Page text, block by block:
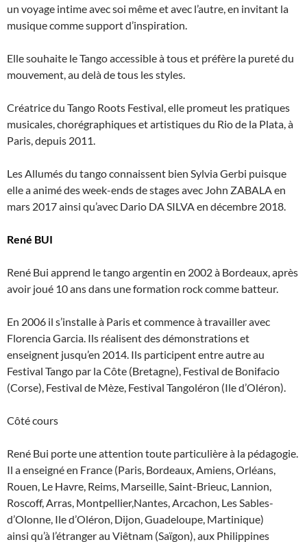
un voyage intime avec soi même et avec l’autre, en invitant la
musique comme support d’inspiration.
Elle souhaite le Tango accessible à tous et préfère la pureté du
mouvement, au delà de tous les styles.
Créatrice du Tango Roots Festival, elle promeut les pratiques
musicales, chorégraphiques et artistiques du Rio de la Plata, à
Paris, depuis 2011.
Les Allumés du tango connaissent bien Sylvia Gerbi puisque
elle a animé des week-ends de stages avec John ZABALA en
mars 2017 ainsi qu’avec Dario DA SILVA en décembre 2018.
René BUI
René Bui apprend le tango argentin en 2002 à Bordeaux, après
avoir joué 10 ans dans une formation rock comme batteur.
En 2006 il s’installe à Paris et commence à travailler avec
Florencia Garcia. Ils réalisent des démonstrations et
enseignent jusqu’en 2014. Ils participent entre autre au
Festival Tango par la Côte (Bretagne), Festival de Bonifacio
(Corse), Festival de Mèze, Festival Tangoléron (Ile d’Oléron).
Côté cours
René Bui porte une attention toute particulière à la pédagogie.
Il a enseigné en France (Paris, Bordeaux, Amiens, Orléans,
Rouen, Le Havre, Reims, Marseille, Saint-Brieuc, Lannion,
Roscoff, Arras, Montpellier,Nantes, Arcachon, Les Sables-
d’Olonne, Ile d’Oléron, Dijon, Guadeloupe, Martinique)
ainsi qu’à l’étranger au Viêtnam (Saïgon), aux Philippines